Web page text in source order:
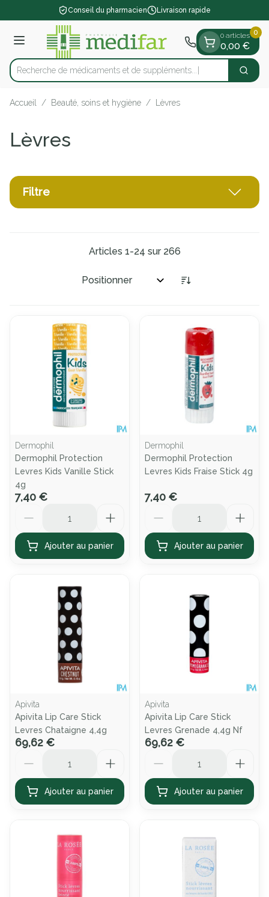
Aller au contenu
1 de 1Conseil du pharmacien Livraison rapide
Menu
Rechercher
Recherche de médicaments et
0 articles
0,00 €
0
Accueil / Beauté, soins et hygiène / Lèvres
Lèvres
Filtre
Articles 1-24 sur 266
Trier par:
Dermophil
Dermophil Protection
Levres Kids Vanille Stick
4g
7,40 €
Ajouter au panier
Dermophil
Dermophil Protection
Levres Kids Fraise Stick 4g
7,40 €
Ajouter au panier
Apivita
Apivita Lip Care Stick
Levres Chataigne 4,4g
69,62 €
Ajouter au panier
Apivita
Apivita Lip Care Stick
Levres Grenade 4,4g Nf
69,62 €
Ajouter au panier